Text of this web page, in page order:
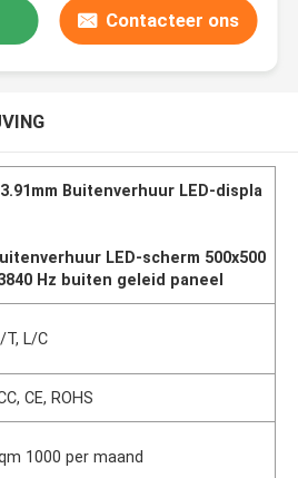
Contacteer ons
Buitenverhuur LED-displa
LED-scherm 500x500
Hz buiten geleid paneel
T, L/C
CE, ROHS
1000 per maand